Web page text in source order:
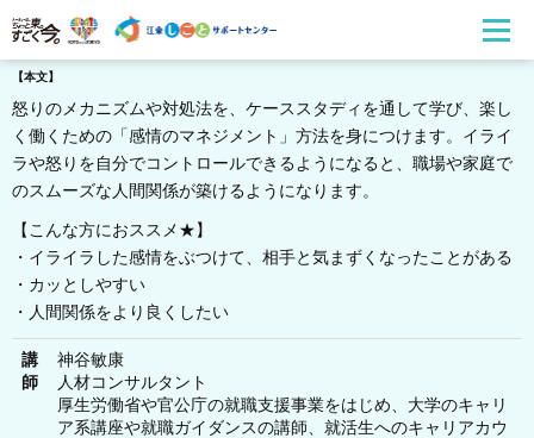
【本文】
怒りのメカニズムや対処法を、ケーススタディを通して学び、楽し
く働くための「感情のマネジメント」方法を身につけます。イライ
ラや怒りを自分でコントロールできるようになると、職場や家庭で
のスムーズな人間関係が築けるようになります。
【こんな方におススメ★】
・イライラした感情をぶつけて、相手と気まずくなったことがある
・カッとしやすい
・人間関係をより良くしたい
講
師
神谷敏康
人材コンサルタント
厚生労働省や官公庁の就職支援事業をはじめ、大学のキャリ
ア系講座や就職ガイダンスの講師、就活生へのキャリアカウ